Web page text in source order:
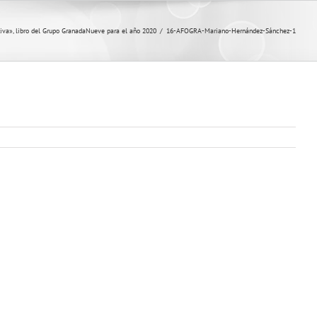
libro del Grupo GranadaNueve para el año 2020 / 16-AFOGRA-Mariano-Hernández-Sánchez-1